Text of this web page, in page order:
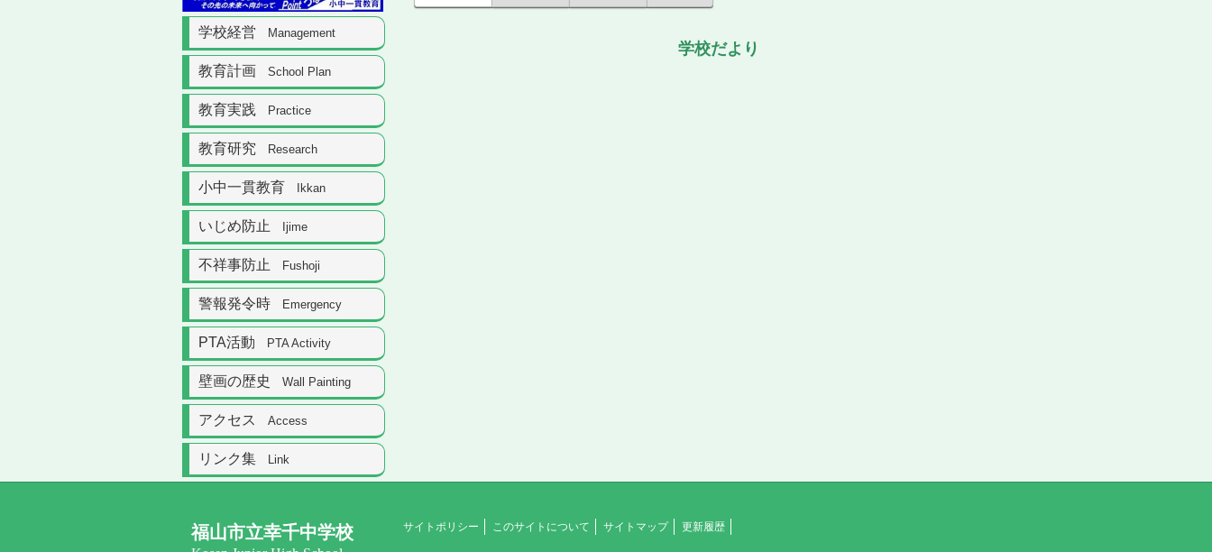
学校だより
学校経営 Management
教育計画 School Plan
教育実践 Practice
教育研究 Research
小中一貫教育 Ikkan
いじめ防止 Ijime
不祥事防止 Fushoji
警報発令時 Emergency
PTA活動 PTA Activity
壁画の歴史 Wall Painting
アクセス Access
リンク集 Link
福山市立幸千中学校 サイトポリシー このサイトについて サイトマップ 更新履歴